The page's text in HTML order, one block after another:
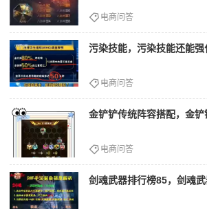
电商问答
污染技能，污染技能还能强
电商问答
金铲铲传统阵容搭配，金
电商问答
剑魂武器排行榜85，剑魂